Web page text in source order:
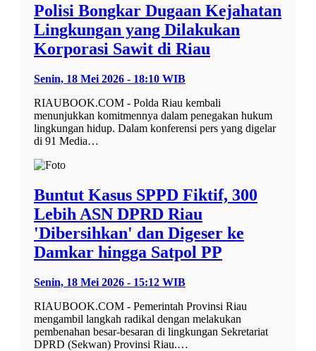
Polisi Bongkar Dugaan Kejahatan
Lingkungan yang Dilakukan
Korporasi Sawit di Riau
Senin, 18 Mei 2026 - 18:10 WIB
RIAUBOOK.COM - Polda Riau kembali
menunjukkan komitmennya dalam penegakan hukum
lingkungan hidup. Dalam konferensi pers yang digelar
di 91 Media…
Buntut Kasus SPPD Fiktif, 300
Lebih ASN DPRD Riau
'Dibersihkan' dan Digeser ke
Damkar hingga Satpol PP
Senin, 18 Mei 2026 - 15:12 WIB
RIAUBOOK.COM - Pemerintah Provinsi Riau
mengambil langkah radikal dengan melakukan
pembenahan besar-besaran di lingkungan Sekretariat
DPRD (Sekwan) Provinsi Riau.…